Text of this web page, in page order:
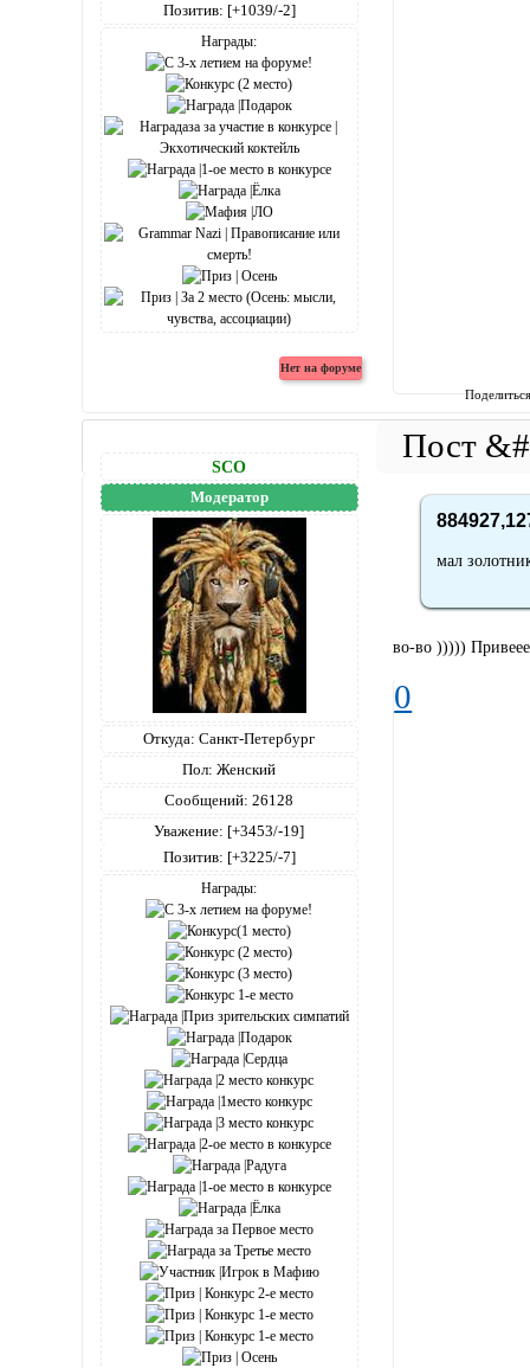
Позитив: [+1039/-2]
Награды:
SCO
Модератор
Откуда: Санкт-Петербург
Пол: Женский
Сообщений: 26128
Уважение: [+3453/-19]
Позитив: [+3225/-7]
Награды:
мал
во-во )))))
0